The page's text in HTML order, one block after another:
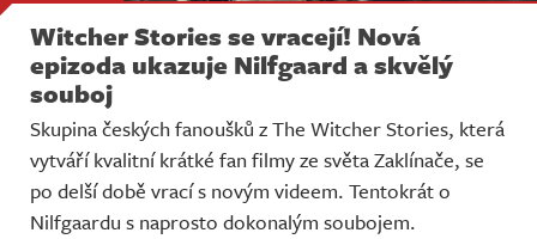
Witcher Stories se vracejí! Nová
epizoda ukazuje Nilfgaard a skvělý
souboj
Skupina českých fanoušků z The Witcher Stories, která
vytváří kvalitní krátké fan filmy ze světa Zaklínače, se
po delší době vrací s novým videem. Tentokrát o
Nilfgaardu s naprosto dokonalým soubojem.